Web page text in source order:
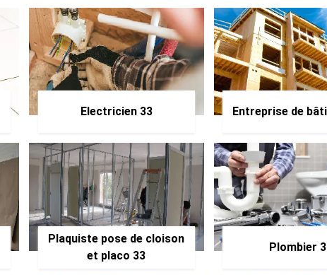
Electricien 33 Entreprise de
Plaquiste pose de cloison
et placo 33
Plombier